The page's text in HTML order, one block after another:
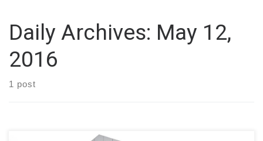
Daily Archives: May 12,
2016
1 post